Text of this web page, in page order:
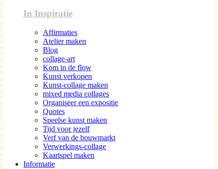
In Inspiratie
Affirmaties
Atelier maken
Blog
collage-art
Kom in de flow
Kunst verkopen
Kunst-collage maken
mixed media collages
Organiseer een expositie
Quotes
Speelse kunst maken
Tijd voor jezelf
Verf van de bouwmarkt
Verwerkings-collage
Kaartspel maken
Informatie